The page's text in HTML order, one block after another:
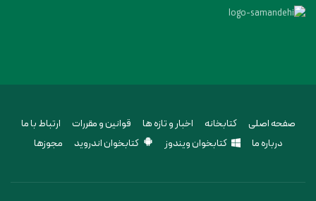
صفحه اصلی کتابخانه اخبار و تازه ها قوانین و مقررات
ارتباط با ما
درباره ما
کتابخوان ویندوز کتابخوان اندروید مجوزها